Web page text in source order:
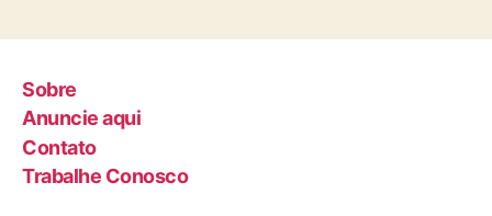
Sobre
Anuncie aqui
Contato
Trabalhe Conosco